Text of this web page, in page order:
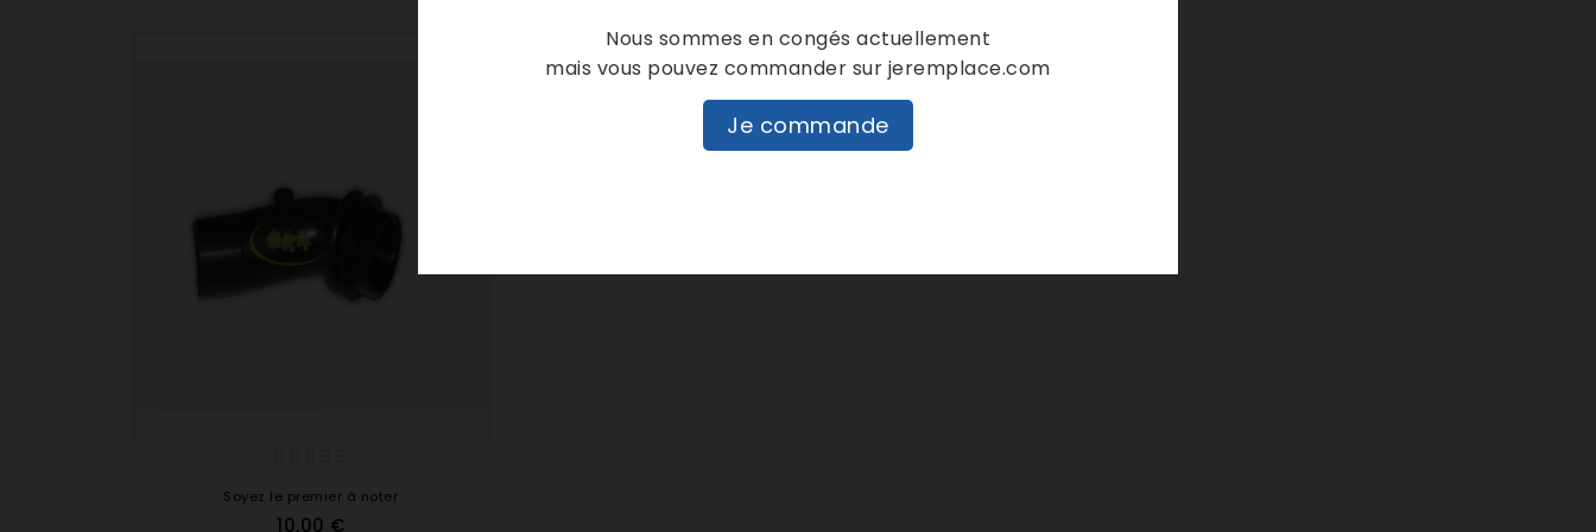
Soyez le premier à noter
10,00 €
Nous sommes en congés actuellement
mais vous pouvez commander sur jeremplace.com
Je commande